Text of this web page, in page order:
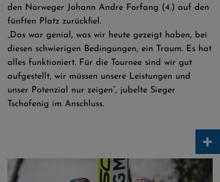
den Norweger Johann Andre Forfang (4.) auf den
fünften Platz zurückfiel.
„Das war genial, was wir heute gezeigt haben, bei
diesen schwierigen Bedingungen, ein Traum. Es hat
alles funktioniert. Für die Tournee sind wir gut
aufgestellt, wir müssen unsere Leistungen und
unser Potenzial nur zeigen“, jubelte Sieger
Tschofenig im Anschluss.
+